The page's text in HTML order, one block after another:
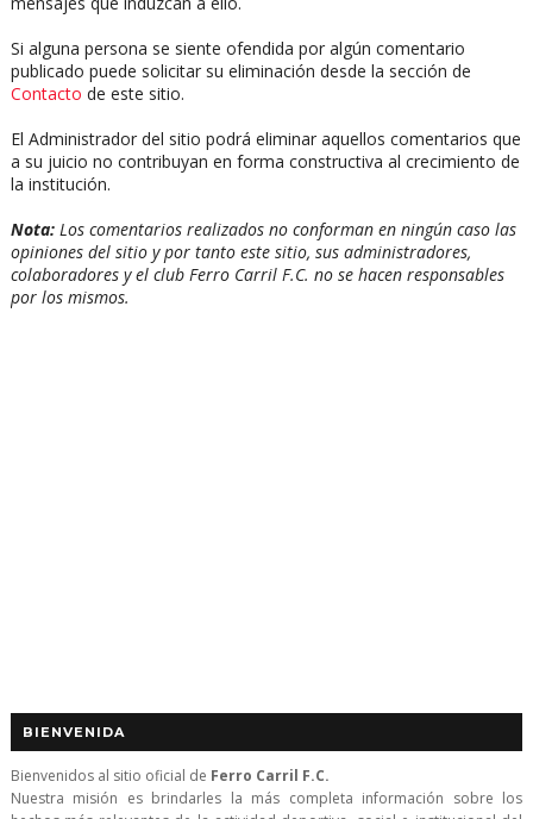
Si alguna persona se siente ofendida por algún comentario
publicado puede solicitar su eliminación desde la sección de
Contacto de este sitio.
El Administrador del sitio podrá eliminar aquellos comentarios que
a su juicio no contribuyan en forma constructiva al crecimiento de
la institución.
Nota:Los comentarios realizados no conforman en ningún caso las
opiniones del sitio y por tanto este sitio, sus administradores,
colaboradores y el club Ferro Carril F.C. no se hacen responsables
por los mismos.
BIENVENIDA
Bienvenidos al sitio oficial de Ferro Carril F.C.
Nuestra misión es brindarles la más completa información sobre los